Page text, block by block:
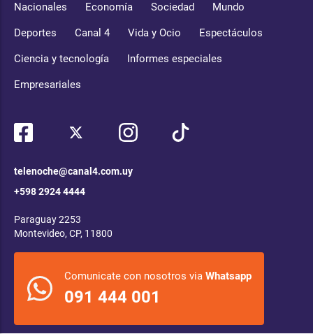
Nacionales Economía Sociedad Mundo
Deportes Canal 4 Vida y Ocio Espectáculos
Ciencia y tecnología Informes especiales
Empresariales
telenoche@canal4.com.uy
+598 2924 4444
Paraguay 2253
Montevideo, CP, 11800
Comunicate con nosotros via Whatsapp
091 444 001